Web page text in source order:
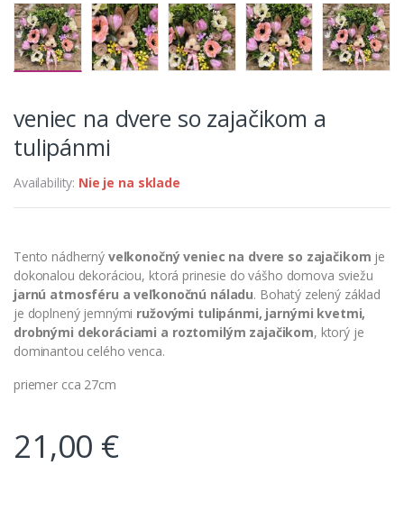
veniec na dvere so zajačikom a
tulipánmi
Availability: Nie je na sklade
Tento nádherný veľkonočný veniec na dvere so zajačikom je
dokonalou dekoráciou, ktorá prinesie do vášho domova sviežu
jarnú atmosféru a veľkonočnú náladu. Bohatý zelený základ
je doplnený jemnými ružovými tulipánmi, jarnými kvetmi,
drobnými dekoráciami a roztomilým zajačikom, ktorý je
dominantou celého venca.
priemer cca 27cm
21,00 €